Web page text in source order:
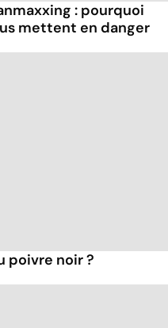
: pourquoi
mettent en danger
poivre noir ?